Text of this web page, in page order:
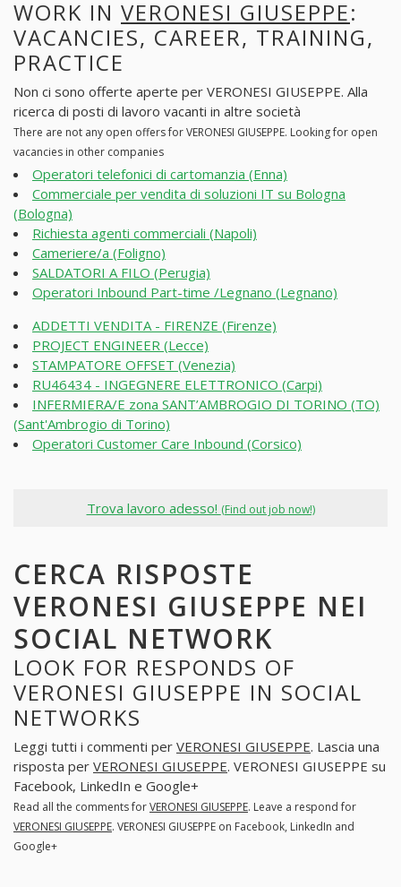
WORK IN VERONESI GIUSEPPE:
VACANCIES, CAREER, TRAINING,
PRACTICE
Non ci sono offerte aperte per VERONESI GIUSEPPE. Alla
ricerca di posti di lavoro vacanti in altre società
There are not any open offers for VERONESI GIUSEPPE. Looking for open
vacancies in other companies
Operatori telefonici di cartomanzia (Enna)
Commerciale per vendita di soluzioni IT su Bologna
(Bologna)
Richiesta agenti commerciali (Napoli)
Cameriere/a (Foligno)
SALDATORI A FILO (Perugia)
Operatori Inbound Part-time /Legnano (Legnano)
ADDETTI VENDITA - FIRENZE (Firenze)
PROJECT ENGINEER (Lecce)
STAMPATORE OFFSET (Venezia)
RU46434 - INGEGNERE ELETTRONICO (Carpi)
INFERMIERA/E zona SANT’AMBROGIO DI TORINO (TO)
(Sant'Ambrogio di Torino)
Operatori Customer Care Inbound (Corsico)
Trova lavoro adesso! (Find out job now!)
CERCA RISPOSTE
VERONESI GIUSEPPE NEI
SOCIAL NETWORK
LOOK FOR RESPONDS OF
VERONESI GIUSEPPE IN SOCIAL
NETWORKS
Leggi tutti i commenti per VERONESI GIUSEPPE. Lascia una
risposta per VERONESI GIUSEPPE. VERONESI GIUSEPPE su
Facebook, LinkedIn e Google+
Read all the comments forVERONESI GIUSEPPE. Leave a respond for
VERONESI GIUSEPPE. VERONESI GIUSEPPE on Facebook, LinkedIn and
Google+